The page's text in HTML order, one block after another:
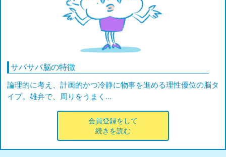
サバサバ脳の特徴
論理的に考え、計画的かつ冷静に物事を進める理性優位の脳タ
イプ。雄弁で、周りをうまく…
会員登録をして
続きを読む